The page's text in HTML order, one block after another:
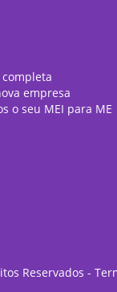
empresa
o seu MEI para ME
Reservados -